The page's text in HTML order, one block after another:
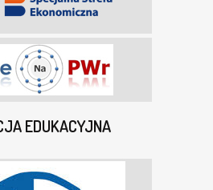
EDUKACYJNA